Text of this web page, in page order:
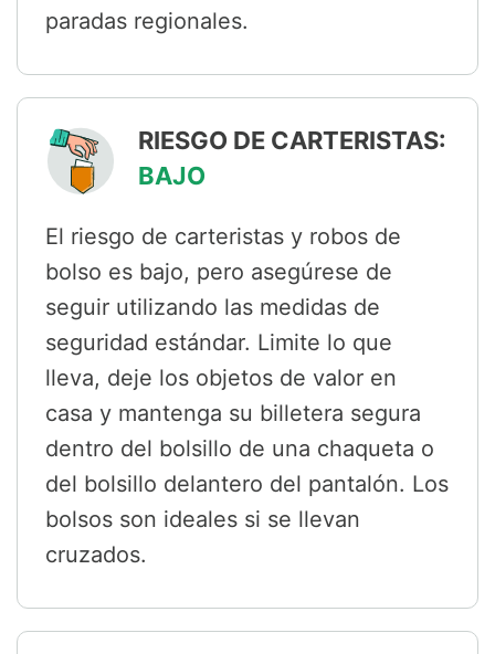
paradas regionales.
RIESGO DE CARTERISTAS:
BAJO
El riesgo de carteristas y robos de
bolso es bajo, pero asegúrese de
seguir utilizando las medidas de
seguridad estándar. Limite lo que
lleva, deje los objetos de valor en
casa y mantenga su billetera segura
dentro del bolsillo de una chaqueta o
del bolsillo delantero del pantalón. Los
bolsos son ideales si se llevan
cruzados.